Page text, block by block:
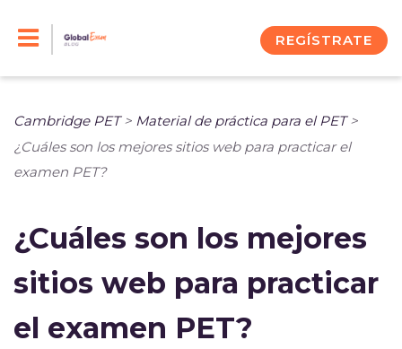
REGÍSTRATE
Cambridge PET> Material de práctica para el PET>
¿Cuáles son los mejores sitios web para practicar el
examen PET?
¿Cuáles son los mejores
sitios web para practicar
el examen PET?